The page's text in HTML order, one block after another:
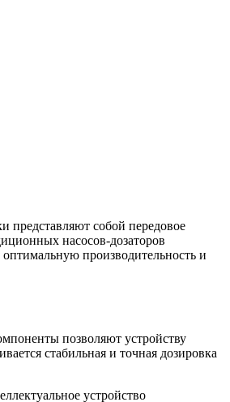
представляют собой передовое
насосов-дозаторов
производительность и
позволяют устройству
стабильная и точная дозировка
устройство